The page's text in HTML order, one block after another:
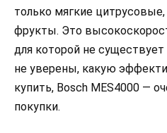
только мягкие
фрукты. Это
для которой не
не уверены, какую
купить, Bosch MES4000 —
покупки.